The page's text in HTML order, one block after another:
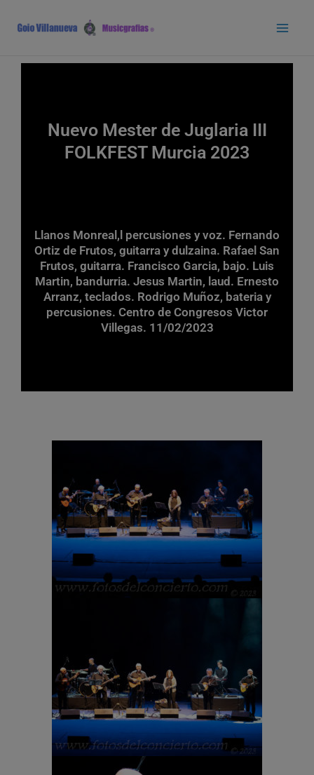
contenido
Nuevo Mester de Juglaria III
FOLKFEST Murcia 2023
Llanos Monreal,l percusiones y voz. Fernando
Ortiz de Frutos, guitarra y dulzaina. Rafael San
Frutos, guitarra. Francisco Garcia, bajo. Luis
Martin, bandurria. Jesus Martin, laud. Ernesto
Arranz, teclados. Rodrigo Muñoz, bateria y
percusiones. Centro de Congresos Victor
Villegas. 11/02/2023